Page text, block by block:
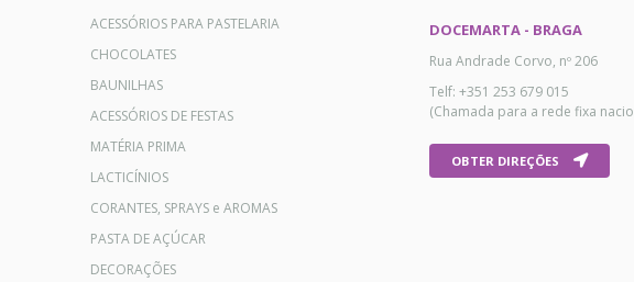
ACESSÓRIOS PARA PASTELARIA
CHOCOLATES
BAUNILHAS
ACESSÓRIOS DE FESTAS
MATÉRIA PRIMA
LACTICÍNIOS
CORANTES, SPRAYS e AROMAS
PASTA DE AÇÚCAR
DECORAÇÕES
DOCEMARTA - BRAGA
Rua Andrade Corvo, nº 206
Telf: +351 253 679 015
(Chamada para a rede fixa
OBTER DIREÇÕES